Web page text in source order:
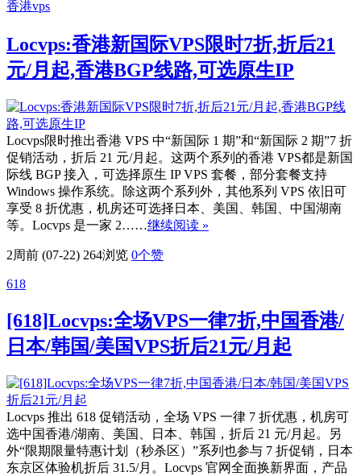
香港vps
Locvps:香港新国际VPS限时7折,折后21
元/月起,香港BGP线路,可选原生IP
Locvps限时推出香港 VPS 中“新国际 1 期”和“新国际 2 期”7 折
促销活动，折后 21 元/月起。这两个系列的香港 VPS都是新国
际线 BGP 接入，可选择原生 IP VPS 套餐，部分套餐支持
Windows 操作系统。除这两个系列外，其他系列 VPS 依旧可
享受 8 折优惠，机房还可选择日本、美国、韩国、中国湖南
等。Locvps 是一家 2……继续阅读 »
2周前 (07-22) 264浏览 0个赞
618
[618]Locvps:全场VPS一律7折,中国香港/
日本/韩国/美国VPS折后21元/月起
Locvps 推出 618 促销活动，全场 VPS 一律 7 折优惠，机房可
选中国香港/湖南、美国、日本、韩国，折后 21 元/月起。另
外“限期限量特惠计划（秒杀区）”系列也参与 7 折促销，日本
东京区体验机折后 31.5/月。Locvps 官网全面换新界面，产品